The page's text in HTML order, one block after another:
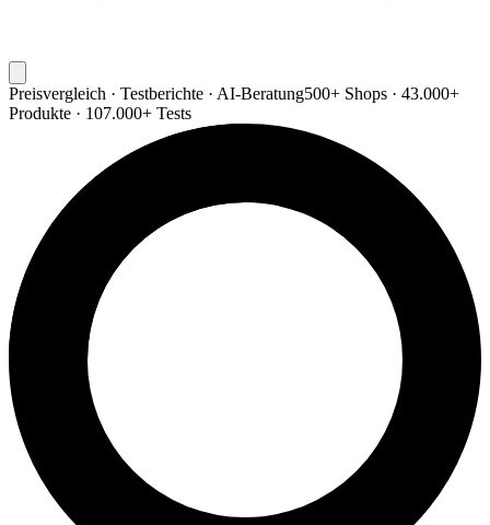
Preisvergleich · Testberichte · AI-Beratung500+ Shops · 43.000+
Produkte · 107.000+ Tests